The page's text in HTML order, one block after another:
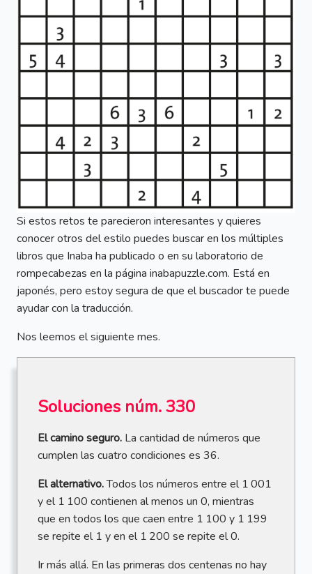
Si estos retos te parecieron interesantes y quieres
conocer otros del estilo puedes buscar en los múltiples
libros que Inaba ha publicado o en su laboratorio de
rompecabezas en la página inabapuzzle.com. Está en
japonés, pero estoy segura de que el buscador te puede
ayudar con la traducción.
Nos leemos el siguiente mes.
Soluciones núm. 330
El camino seguro.La cantidad de números que
cumplen las cuatro condiciones es 36.
El alternativo.Todos los números entre el 1 001
y el 1 100 contienen al menos un 0, mientras
que en todos los que caen entre 1 100 y 1 199
se repite el 1 y en el 1 200 se repite el 0.
Ir más allá. En las primeras dos centenas no hay